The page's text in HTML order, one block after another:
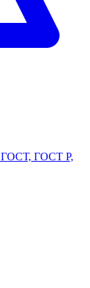
ГОСТ, ГОСТ Р,